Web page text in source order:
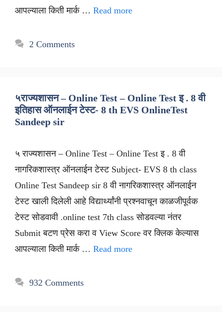
आपल्याला किती मार्क … Read more
2 Comments
५राज्यशासन – Online Test – Online Test इ . 8 वी
इतिहास ऑनलाईन टेस्ट- 8 th EVS OnlineTest
Sandeep sir
५ राज्यशासन – Online Test – Online Test इ . 8 वी
नागरिकशास्त्र ऑनलाईन टेस्ट Subject- EVS 8 th class
Online Test Sandeep sir 8 वी नागरिकशास्त्र ऑनलाईन
टेस्ट खाली दिलेली आहे विद्यार्थ्यांनी प्रश्नवाचून काळजीपूर्वक
टेस्ट सोडवावी .online test 7th class सोडवल्या नंतर
Submit बटण प्रेस करा व View Score वर क्लिक केल्यास
आपल्याला किती मार्क … Read more
932 Comments